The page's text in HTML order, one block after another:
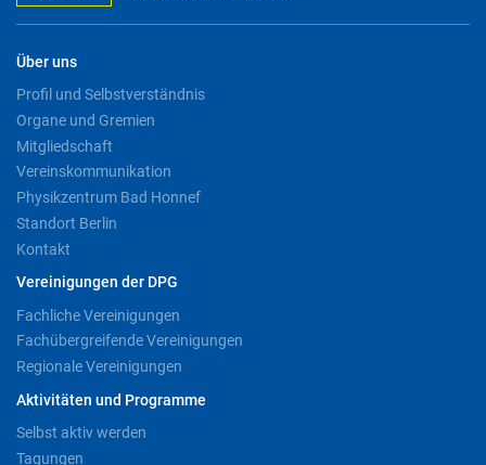
Über uns
Profil und Selbstverständnis
Organe und Gremien
Mitgliedschaft
Vereinskommunikation
Physikzentrum Bad Honnef
Standort Berlin
Kontakt
Vereinigungen der DPG
Fachliche Vereinigungen
Fachübergreifende Vereinigungen
Regionale Vereinigungen
Aktivitäten und Programme
Selbst aktiv werden
Tagungen